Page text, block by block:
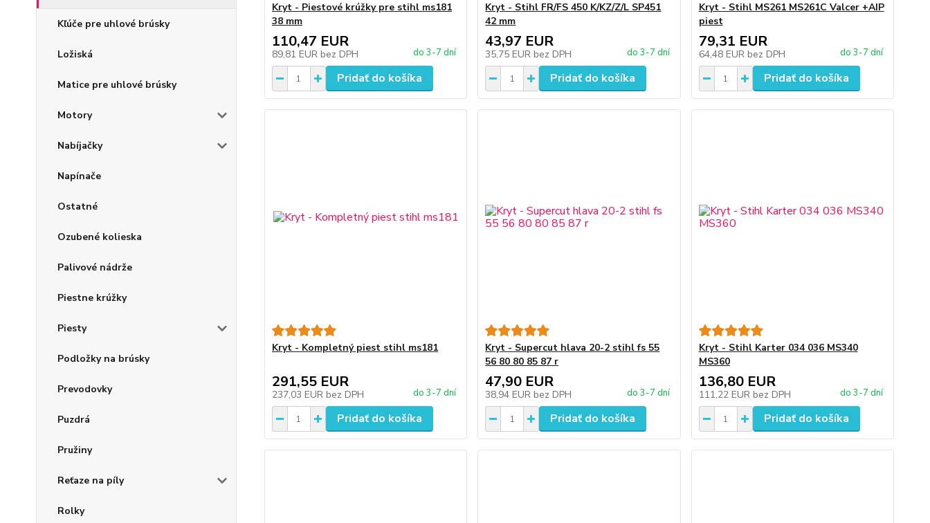
Kľúče pre uhlové brúsky
Ložiská
Matice pre uhlové brúsky
Motory
Nabíjačky
Napínače
Ostatné
Ozubené kolieska
Palivové nádrže
Piestne krúžky
Piesty
Podložky na brúsky
Prevodovky
Puzdrá
Pružiny
Reťaze na píly
Rolky
Kryt - Piestové krúžky pre stihl ms181
38 mm
110,47 EUR
89,81 EUR bez DPH do 3-7 dní
Pridať do košíka
Kryt - Stihl FR/FS 450 K/KZ/Z/L SP451
42 mm
43,97 EUR
35,75 EUR bez DPH do 3-7 dní
Pridať do košíka
Kryt - Stihl MS261 MS261C Valcer +AIP
piest
79,31 EUR
64,48 EUR bez DPH do 3-7 dní
Pridať do košíka
Kryt - Kompletný piest stihl ms181
291,55 EUR
237,03 EUR bez DPH do 3-7 dní
Pridať do košíka
Kryt - Supercut hlava 20-2 stihl fs 55
56 80 80 85 87 r
47,90 EUR
38,94 EUR bez DPH do 3-7 dní
Pridať do košíka
Kryt - Stihl Karter 034 036 MS340
MS360
136,80 EUR
111,22 EUR bez DPH do 3-7 dní
Pridať do košíka